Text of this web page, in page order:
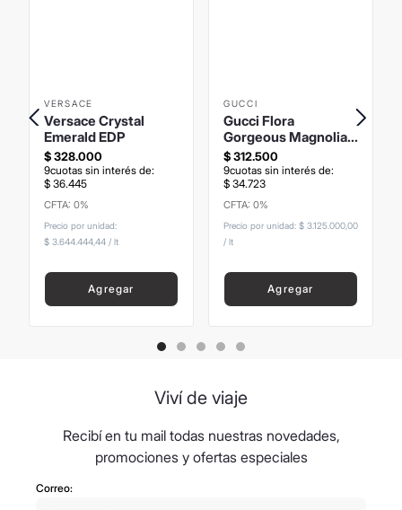
VERSACE
Versace Crystal
Emerald EDP
$328.000
9 cuotas sin interés de:
$ 36. 445
CFTA: 0%
Precio sin Impuestos
Nacionales:$ 271 .074
$ 3.644.444,44
GUCCI
Gucci Flora
Gorgeous Magnolia
EDP
$312.500
9 cuotas sin interés de:
$ 34. 723
CFTA: 0%
Precio sin Impuestos
Nacionales
/
Viví de viaje
Recibí en tu mail todas nuestras novedades,